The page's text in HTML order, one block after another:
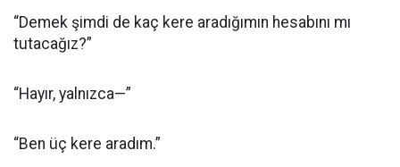
“Demek şimdi de kaç kere aradığımın hesabını mı
tutacağız?”
“Hayır, yalnızca—”
“Ben üç kere aradım.”